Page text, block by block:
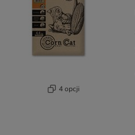
4 opcji